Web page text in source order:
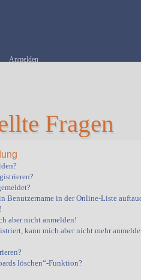
Anmelden
Fragen
Benutzername in der Online-Liste
aber nicht anmelden!
kann mich aber nicht mehr
löschen“-Funktion?